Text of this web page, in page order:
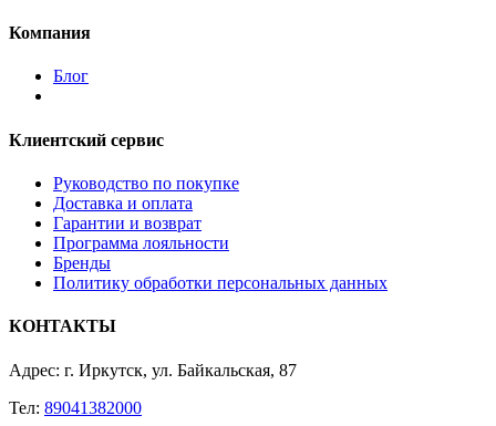
Компания
Блог
Клиентский сервис
Руководство по покупке
Доставка и оплата
Гарантии и возврат
Программа лояльности
Бренды
Политику обработки персональных данных
КОНТАКТЫ
Адрес: г. Иркутск, ул. Байкальская, 87
Тел: 89041382000